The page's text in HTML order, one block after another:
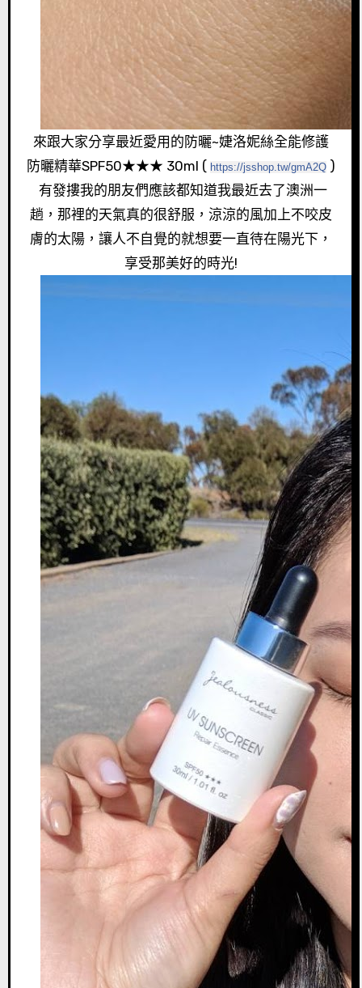
來跟大家分享最近愛用的防曬~婕洛妮絲全能修護
防曬精華SPF50★★★ 30ml ( https://jsshop.tw/gmA2Q )
有發摟我的朋友們應該都知道我最近去了澳洲一
趟，那裡的天氣真的很舒服，涼涼的風加上不咬皮
膚的太陽，讓人不自覺的就想要一直待在陽光下，
享受那美好的時光!